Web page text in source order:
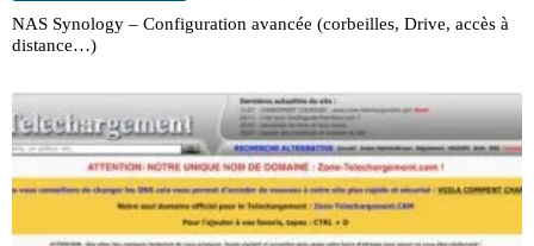
NAS Synology – Configuration avancée (corbeilles, Drive, accès à
distance…)